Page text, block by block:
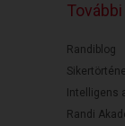
Randiblog
Intelligens
Randi